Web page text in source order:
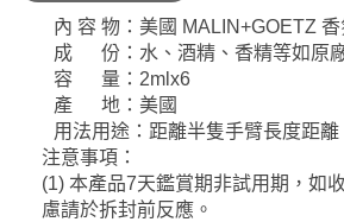
內 容 物：美國 MALIN+GOETZ 香
成 份：水、酒精、香精等如原
容 量：2mlx6
產 地：美國
用法用途：距離半隻手臂長度距離
注意事項：
(1) 本產品7天鑑賞期非試用期，如
慮請於拆封前反應。